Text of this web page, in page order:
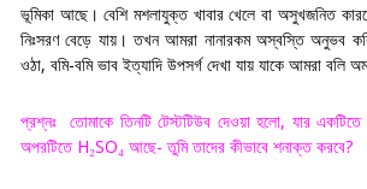
ভূমিকা আছে। বেশি মশলাযুক্ত খাবার খেলে বা অসুখজনিত
নিঃসরণ বেড়ে যায়। তখন আমরা নানারকম অস্বস্তি অনুভব
ওঠা, বমি-বমি ভাব ইত্যাদি উপসর্গ দেখা যায় যাকে আমরা বলি
প্রশ্নঃ তোমাকে তিনটি টেস্টটিউব দেওয়া হলো, যার একটিতে
অপরটিতে H₂SO ₄ আছে- তুমি তাদের কীভাবে শনাক্ত করবে?